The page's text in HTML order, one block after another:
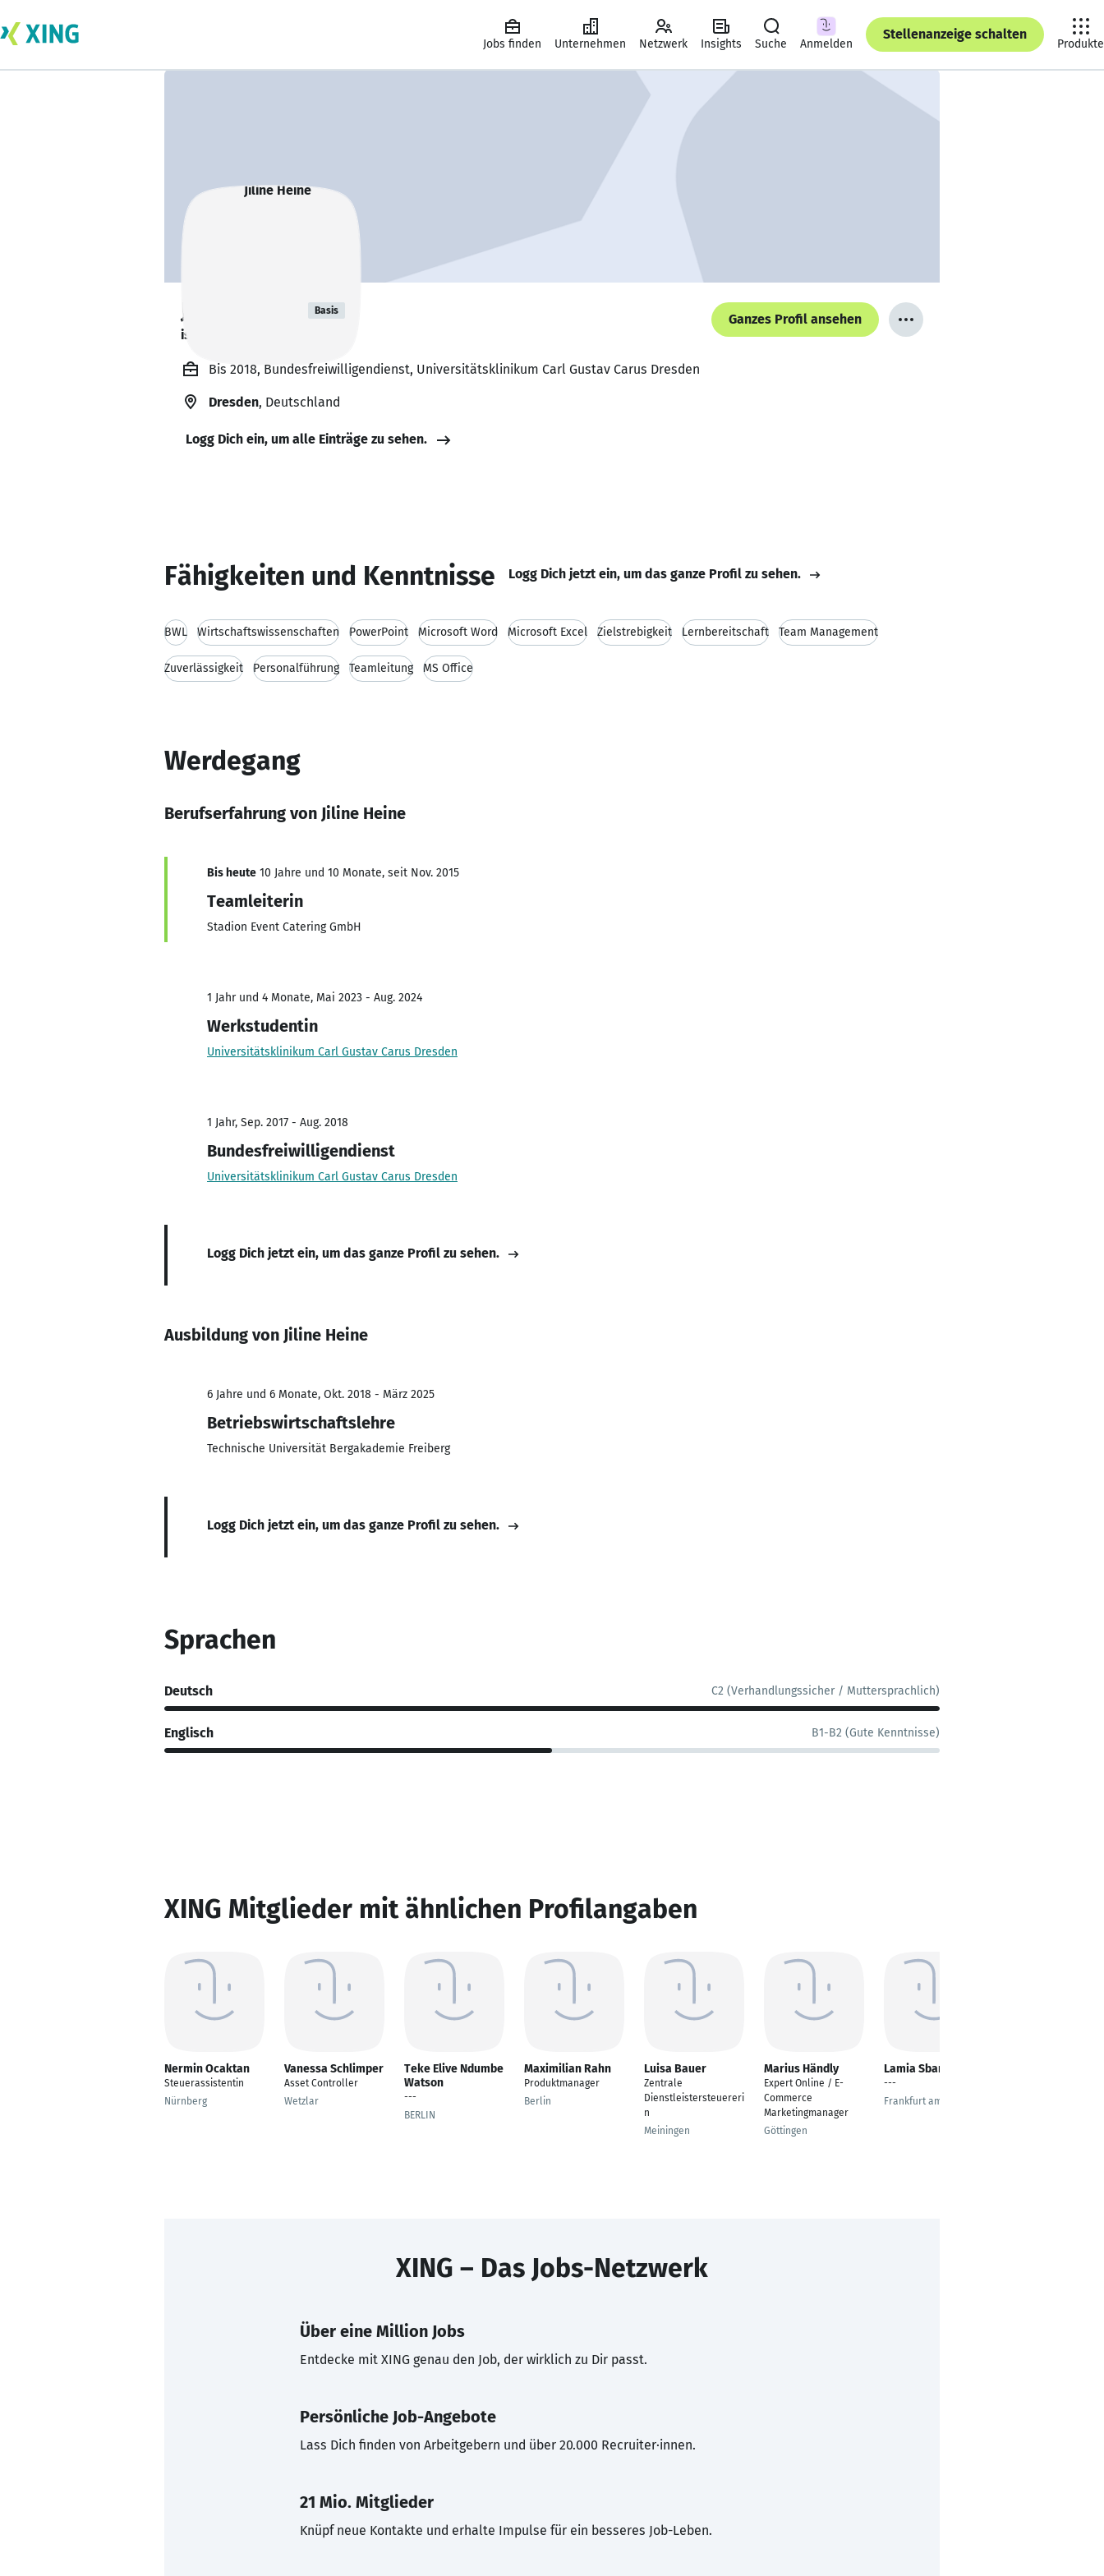
Jobs finden Unternehmen Netzwerk Insights Suche Anmelden
Stellenanzeige schalten
Produkte
Jiline Heine Basis
ist offen für Projekte. 🔎
Ganzes Profil ansehen
Bis 2018, Bundesfreiwilligendienst, Universitätsklinikum Carl Gustav Carus Dresden
Dresden, Deutschland
Logg Dich ein, um alle Einträge zu sehen.
Fähigkeiten und Kenntnisse Logg Dich jetzt ein, um das ganze Profil zu sehen.
BWL Wirtschaftswissenschaften PowerPoint Microsoft Word Microsoft Excel Zielstrebigkeit Lernbereitschaft Team Management
Zuverlässigkeit Personalführung Teamleitung MS Office
Werdegang
Berufserfahrung von Jiline Heine
Bis heute 10 Jahre und 10 Monate, seit Nov. 2015
Teamleiterin
Stadion Event Catering GmbH
1 Jahr und 4 Monate, Mai 2023 - Aug. 2024
Werkstudentin
Universitätsklinikum Carl Gustav Carus Dresden
1 Jahr, Sep. 2017 - Aug. 2018
Bundesfreiwilligendienst
Universitätsklinikum Carl Gustav Carus Dresden
Logg Dich jetzt ein, um das ganze Profil zu sehen.
Ausbildung von Jiline Heine
6 Jahre und 6 Monate, Okt. 2018 - März 2025
Betriebswirtschaftslehre
Technische Universität Bergakademie Freiberg
Logg Dich jetzt ein, um das ganze Profil zu sehen.
Sprachen
Deutsch C2 (Verhandlungssicher / Muttersprachlich)
Englisch B1-B2 (Gute Kenntnisse)
XING Mitglieder mit ähnlichen Profilangaben
Nermin Ocaktan
Steuerassistentin
Nürnberg
Vanessa Schlimper
Asset Controller
Wetzlar
Teke Elive Ndumbe
Watson
---
BERLIN
Maximilian Rahn
Produktmanager
Berlin
Luisa Bauer
Zentrale
Dienstleistersteuereri
n
Meiningen
Marius Händly
Expert Online / E-
Commerce
Marketingmanager
Göttingen
Lamia Sbane
---
Frankfurt am Main
XING – Das Jobs-Netzwerk
Über eine Million Jobs
Entdecke mit XING genau den Job, der wirklich zu Dir passt.
Persönliche Job-Angebote
Lass Dich finden von Arbeitgebern und über 20.000 Recruiter·innen.
21 Mio. Mitglieder
Knüpf neue Kontakte und erhalte Impulse für ein besseres Job-Leben.